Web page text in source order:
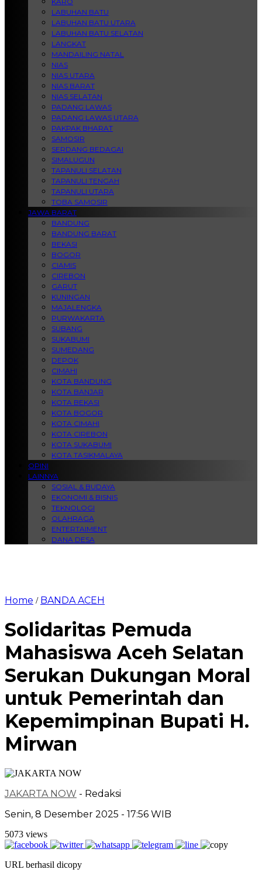
LABUHAN BATU
LABUHAN BATU UTARA
LABUHAN BATU SELATAN
LANGKAT
MANDAILING NATAL
NIAS
NIAS UTARA
NIAS BARAT
NIAS SELATAN
PADANG LAWAS
PADANG LAWAS UTARA
PAKPAK BHARAT
SAMOSIR
SERDANG BEDAGAI
SIMALUGUN
TAPANULI SELATAN
TAPANULI TENGAH
TAPANULI UTARA
TOBA SAMOSIR
JAWA BARAT
BANDUNG
BANDUNG BARAT
BEKASI
BOGOR
CIAMIS
CIREBON
GARUT
KUNINGAN
MAJALENGKA
PURWAKARTA
SUBANG
SUKABUMI
SUMEDANG
DEPOK
CIMAHI
KOTA BANDUNG
KOTA BANJAR
KOTA BEKASI
KOTA BOGOR
KOTA CIMAHI
KOTA CIREBON
KOTA SUKABUMI
KOTA TASIKMALAYA
OPINI
LAINNYA
SOSIAL & BUDAYA
EKONOMI & BISNIS
TEKNOLOGI
OLAHRAGA
ENTERTAIMENT
DANA DESA
Home / BANDA ACEH
Solidaritas Pemuda
Mahasiswa Aceh Selatan
Serukan Dukungan Moral
untuk Pemerintah dan
Kepemimpinan Bupati H.
Mirwan
JAKARTA NOW - Redaksi
Senin, 8 Desember 2025 - 17:56 WIB
5073 views
URL berhasil dicopy